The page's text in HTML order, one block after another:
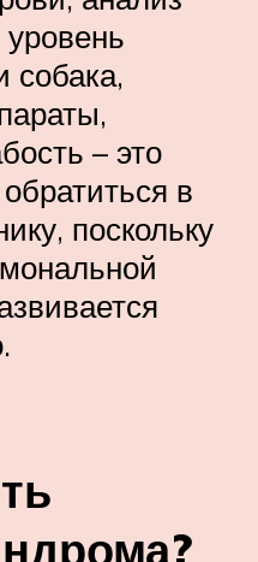
собака,
– это
в
поскольку